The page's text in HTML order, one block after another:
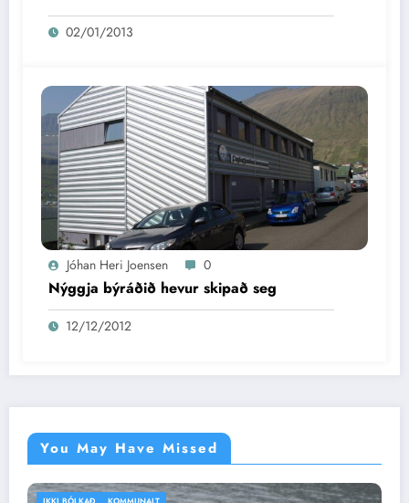
02/01/2013
Jóhan Heri Joensen 0
Nýggja býráðið hevur skipað seg
12/12/2012
You May Have Missed
IKKI BÓLKAÐ VEÐRIÐ